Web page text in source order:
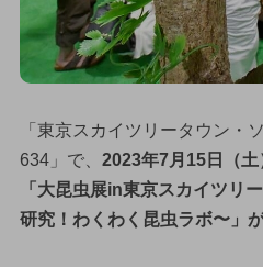
「東京スカイツリータウン
634」で、 2023年7月15日（土
「大昆虫展in東京スカイツリ
研究！わくわく昆虫ラボ〜」